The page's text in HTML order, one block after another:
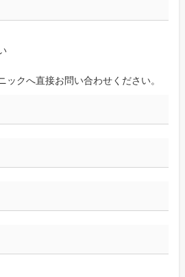
ックへ直接お問い合わせください。